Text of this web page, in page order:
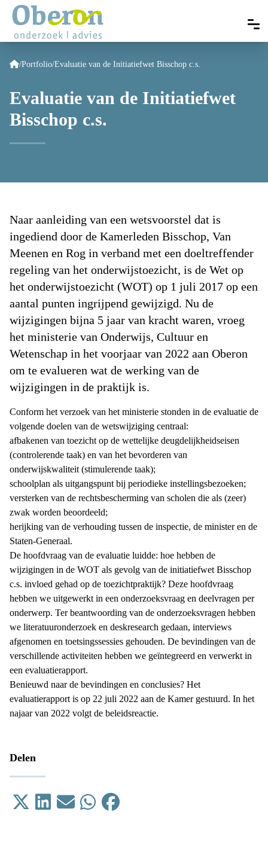
/Portfolio/Evaluatie van de Initiatiefwet Bisschop c.s.
Evaluatie van de Initiatiefwet
Bisschop c.s.
Naar aanleiding van een wetsvoorstel dat is
ingediend door de Kamerleden Bisschop, Van
Meenen en Rog in verband met een doeltreffender
regeling van het onderwijstoezicht, is de Wet op
het onderwijstoezicht (WOT) op 1 juli 2017 op een
aantal punten ingrijpend gewijzigd. Nu de
wijzigingen bijna 5 jaar van kracht waren, vroeg
het ministerie van Onderwijs, Cultuur en
Wetenschap in het voorjaar van 2022 aan Oberon
om te evalueren wat de werking van de
wijzigingen in de praktijk is.
Conform het verzoek van het ministerie stonden in de evaluatie de
volgende doelen van de wetswijziging centraal:
afbakenen van toezicht op de wettelijke deugdelijkheidseisen
(controlerende taak) en van het bevorderen van
onderwijskwaliteit (stimulerende taak);
schoolplan als uitgangspunt bij periodieke instellingsbezoeken;
versterken van de rechtsbescherming van scholen die als (zeer)
zwak worden beoordeeld;
herijking van de verhouding tussen de inspectie, de minister en de
Staten-Generaal.
De hoofdvraag van de evaluatie luidde: hoe hebben de
wijzigingen in de WOT als gevolg van de initiatiefwet Bisschop
c.s. invloed gehad op de toezichtpraktijk? Deze hoofdvraag
hebben we uitgewerkt in een onderzoeksvraag en deelvragen per
onderwerp. Ter beantwoording van de onderzoeksvragen hebben
we literatuuronderzoek en deskresearch gedaan, interviews
afgenomen en toetsingssessies gehouden. De bevindingen van de
verschillende activiteiten hebben we geïntegreerd en verwerkt in
een evaluatierapport.
Benieuwd naar de bevindingen en conclusies? Het
evaluatierapport is op 22 juli 2022 aan de Kamer gestuurd. In het
najaar van 2022 volgt de beleidsreactie.
Delen
TweetDelen op LinkedIn
EmailDelen op WhatsApp